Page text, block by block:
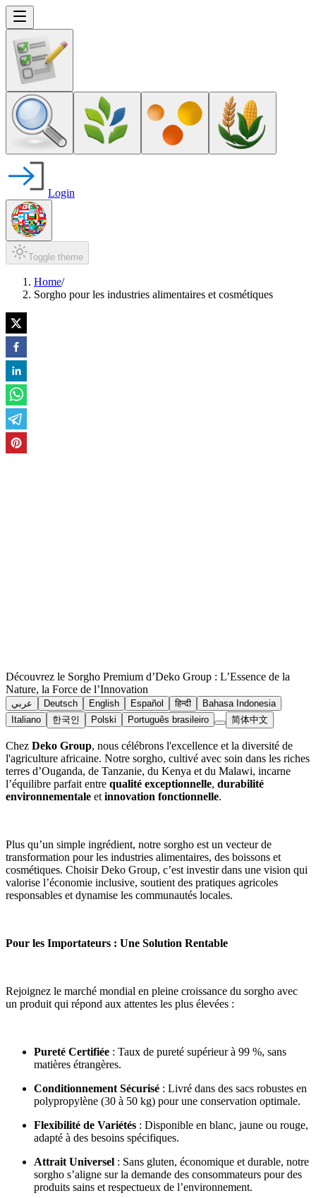
Login
Toggle theme
Home/
Sorgho pour les industries alimentaires et cosmétiques
Découvrez le Sorgho Premium d’Deko Group : L’Essence de la
Nature, la Force de l’Innovation
عربي Deutsch English Español हिन्दी
Bahasa Indonesia
Italiano
한국인 Polski Português brasileiro 简体中文
Chez Deko Group, nous célébrons l'excellence et la diversité de
l'agriculture africaine. Notre sorgho, cultivé avec soin dans les riches
terres d’Ouganda, de Tanzanie, du Kenya et du Malawi, incarne
l’équilibre parfait entre qualité exceptionnelle, durabilité
environnementale et innovation fonctionnelle.
Plus qu’un simple ingrédient, notre sorgho est un vecteur de
transformation pour les industries alimentaires, des boissons et
cosmétiques. Choisir Deko Group, c’est investir dans une vision qui
valorise l’économie inclusive, soutient des pratiques agricoles
responsables et dynamise les communautés locales.
Pour les Importateurs : Une Solution Rentable
Rejoignez le marché mondial en pleine croissance du sorgho avec
un produit qui répond aux attentes les plus élevées :
Pureté Certifiée : Taux de pureté supérieur à 99 %, sans
matières étrangères.
Conditionnement Sécurisé : Livré dans des sacs robustes en
polypropylène (30 à 50 kg) pour une conservation optimale.
Flexibilité de Variétés : Disponible en blanc, jaune ou rouge,
adapté à des besoins spécifiques.
Attrait Universel : Sans gluten, économique et durable, notre
sorgho s’aligne sur la demande des consommateurs pour des
produits sains et respectueux de l’environnement.